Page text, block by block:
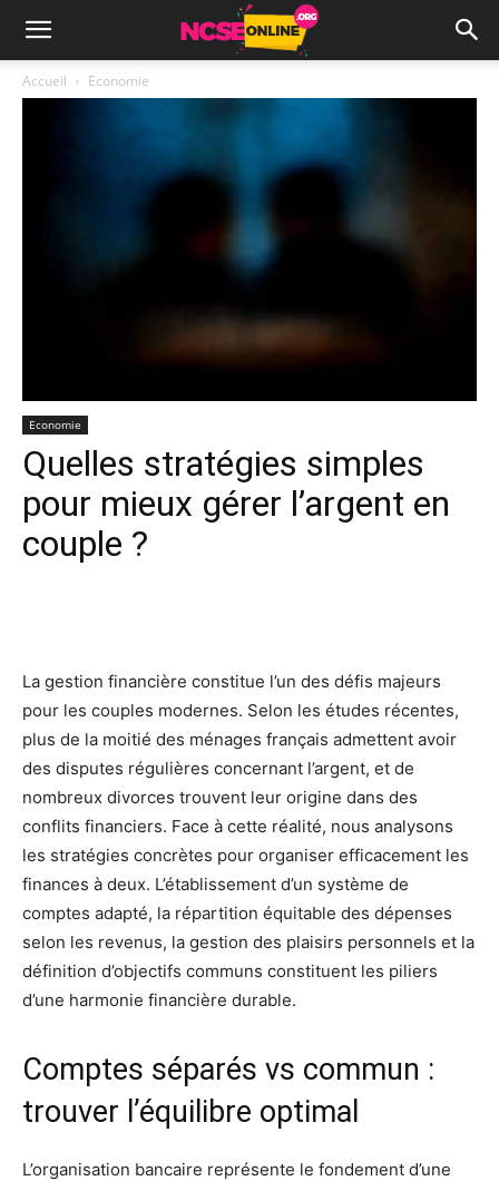
Accueil Economie
Economie
Quelles stratégies simples
pour mieux gérer l’argent en
couple ?
La gestion financière constitue l’un des défis majeurs
pour les couples modernes. Selon les études récentes,
plus de la moitié des ménages français admettent avoir
des disputes régulières concernant l’argent, et de
nombreux divorces trouvent leur origine dans des
conflits financiers. Face à cette réalité, nous analysons
les stratégies concrètes pour organiser efficacement les
finances à deux. L’établissement d’un système de
comptes adapté, la répartition équitable des dépenses
selon les revenus, la gestion des plaisirs personnels et la
définition d’objectifs communs constituent les piliers
d’une harmonie financière durable.
Comptes séparés vs commun :
trouver l’équilibre optimal
L’organisation bancaire représente le fondement d’une